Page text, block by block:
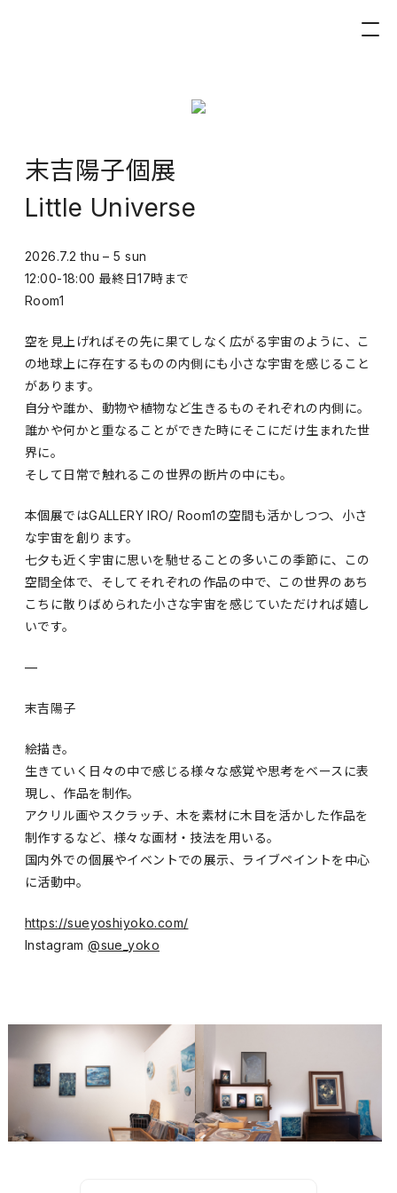
末吉陽子個展
Little Universe
2026.7.2 thu – 5 sun
12:00-18:00 最終日17時まで
Room1
空を見上げればその先に果てしなく広がる宇宙のように、こ
の地球上に存在するものの内側にも小さな宇宙を感じること
があります。
自分や誰か、動物や植物など生きるものそれぞれの内側に。
誰かや何かと重なることができた時にそこにだけ生まれた世
界に。
そして日常で触れるこの世界の断片の中にも。
本個展ではGALLERY IRO/ Room1の空間も活かしつつ、小さ
な宇宙を創ります。
七夕も近く宇宙に思いを馳せることの多いこの季節に、この
空間全体で、そしてそれぞれの作品の中で、この世界のあち
こちに散りばめられた小さな宇宙を感じていただければ嬉し
いです。
—
末吉陽子
絵描き。
生きていく日々の中で感じる様々な感覚や思考をベースに表
現し、作品を制作。
アクリル画やスクラッチ、木を素材に木目を活かした作品を
制作するなど、様々な画材・技法を用いる。
国内外での個展やイベントでの展示、ライブペイントを中心
に活動中。
https://sueyoshiyoko.com/
Instagram@sue_yoko